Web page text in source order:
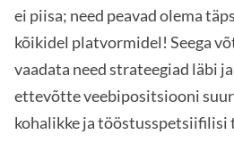
ei piisa; need peavad olema
kõikidel platvormidel! Seega
vaadata need strateegiad läbi
ettevõtte veebipositsiooni
kohalikke ja